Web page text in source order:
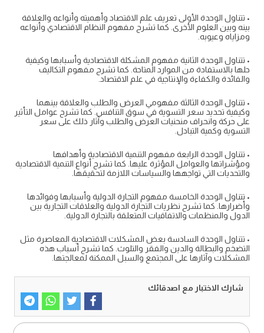
• تتناول الوحدة الأولى تعريف علم الاقتصاد وأهميته وأنواعه والعلاقة
بينه وبين العلوم الأخرى. كما تشرح مفهوم النظام الاقتصادي وأنواعه
ومزاياه وعيوبه.
• تتناول الوحدة الثانية مفهوم المشكلة الاقتصادية وأسبابها وكيفية
حلها بالاستفادة من الموارد المتاحة. كما تشرح مفهوم التكاليف
والفائدة والكفاءة والإنتاجية في علم الاقتصاد.
• تتناول الوحدة الثالثة مفهومي العرض والطلب والعلاقة بينهما
وكيفية تحديد سعر التسوية في سوق التنافس. كما تشرح عوامل التأثير
على حركة وانحراف منحنيات العرض والطلب وآثار ذلك على سعر
التسوية وكمية التبادل.
• تتناول الوحدة الرابعة مفهوم التنمية الاقتصادية وأهدافها
ومؤشراتها والعوامل المؤثرة عليها. كما تشرح أنواع التنمية الاقتصادية
والتحديات التي تواجهها والسياسات اللازمة لتحقيقها.
• تتناول الوحدة الخامسة مفهوم التجارة الدولية وأسبابها وفوائدها
وأضرارها. كما تشرح نظريات التجارة الدولية والعلاقات التجارية بين
الدول والمنظمات والاتفاقيات المتعلقة بالتجارة الدولية.
• تتناول الوحدة السادسة بعض المشكلات الاقتصادية المعاصرة مثل
التضخم والبطالة والدين والفقر والتلوث. كما تشرح أسباب هذه
المشكلات وآثارها على المجتمع والسبل الممكنة لمعالجتها.
شارك الاختبار مع اصدقائك